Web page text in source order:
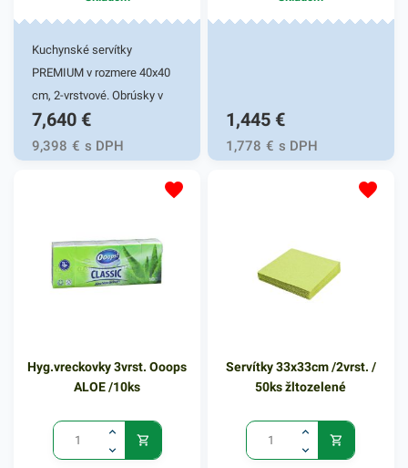
Kuchynské servítky
PREMIUM v rozmere 40x40
cm, 2-vrstvové. Obrúsky v
žltej farbe v balení 50ks.
Používajú sa v reštauráciách,
v domácnostiach a pod.
dodá eleganciu pri
servírovaní jedál. Farba: biela
7,640 €
9,398 € s DPH
1,445 €
1,778 € s DPH
Hyg.vreckovky 3vrst. Ooops
ALOE /10ks
Servítky 33x33cm /2vrst. /
50ks žltozelené